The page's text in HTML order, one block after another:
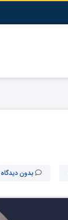
بدون دیدگاه